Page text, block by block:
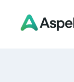
content